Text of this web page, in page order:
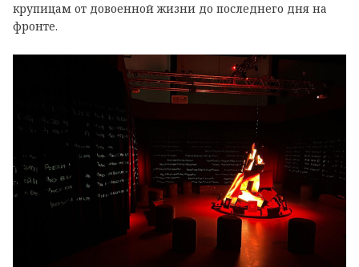
крупицам от довоенной жизни до последнего дня на
фронте.